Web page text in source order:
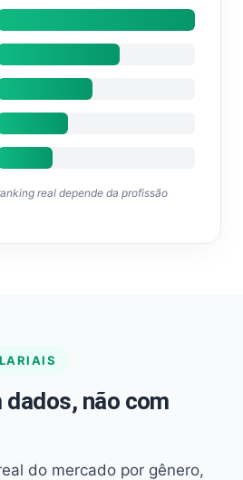
real depende da profissão
dados, não com
do mercado por gênero,